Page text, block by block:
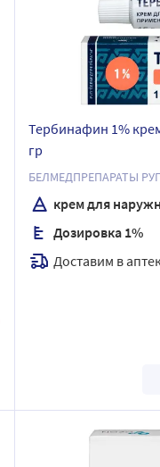
Тербинафин 1%
гр
БЕЛМЕДПРЕПАРАТЫ
крем для
Дозировка 1%
Доставим в